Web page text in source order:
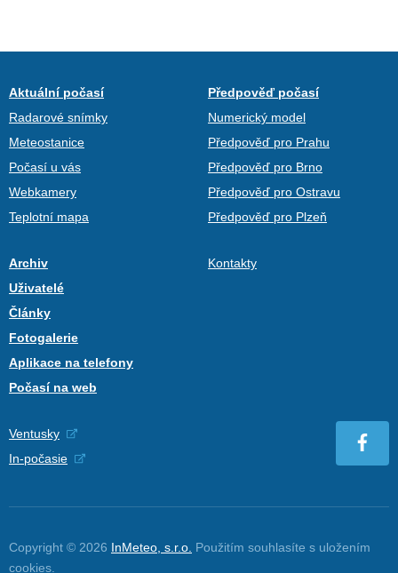
Aktuální počasí
Radarové snímky
Meteostanice
Počasí u vás
Webkamery
Teplotní mapa
Předpověď počasí
Numerický model
Předpověď pro Prahu
Předpověď pro Brno
Předpověď pro Ostravu
Předpověď pro Plzeň
Archiv
Uživatelé
Články
Fotogalerie
Aplikace na telefony
Počasí na web
Kontakty
Ventusky
In-počasie
Copyright © 2026 InMeteo, s.r.o. Použitím souhlasíte s uložením
cookies